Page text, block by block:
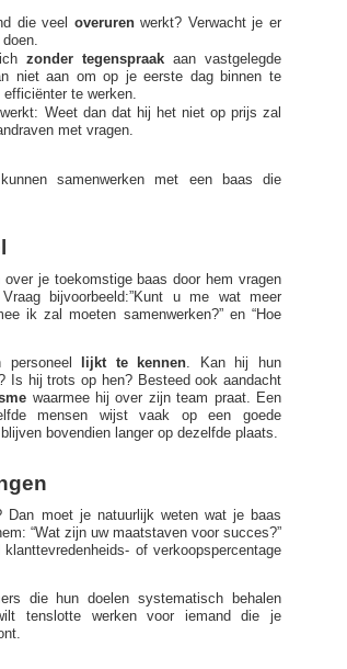
die veel overurenwerkt? Verwacht je er
zonder tegenspraak aan vastgelegde
niet aan om op je eerste dag binnen te
te werken.
werkt: Weet dan dat hij het niet op prijs zal
met vragen.
samenwerken met een baas die
je toekomstige baas door hem vragen
bijvoorbeeld:”Kunt u me wat meer
ik zal moeten samenwerken?” en “Hoe
lijkt te kennen. Kan hij hun
Is hij trots op hen? Besteed ook aandacht
waarmee hij over zijn team praat. Een
mensen wijst vaak op een goede
bovendien langer op dezelfde plaats.
moet je natuurlijk weten wat je baas
“Wat zijn uw maatstaven voor succes?”
of verkoopspercentage
die hun doelen systematisch behalen
tenslotte werken voor iemand die je